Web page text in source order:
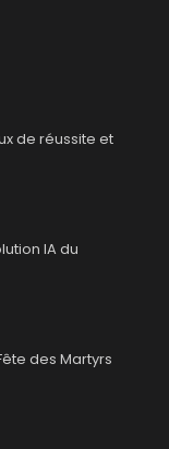
de réussite et
IA du
des Martyrs